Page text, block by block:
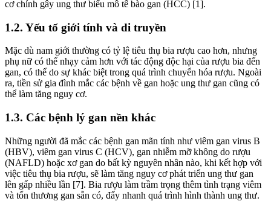
cơ chính gây ung thư biểu mô tế bào gan (HCC) [1].
1.2. Yếu tố giới tính và di truyền
Mặc dù nam giới thường có tỷ lệ tiêu thụ bia rượu cao hơn, nhưng
phụ nữ có thể nhạy cảm hơn với tác động độc hại của rượu bia đến
gan, có thể do sự khác biệt trong quá trình chuyển hóa rượu. Ngoài
ra, tiền sử gia đình mắc các bệnh về gan hoặc ung thư gan cũng có
thể làm tăng nguy cơ.
1.3. Các bệnh lý gan nền khác
Những người đã mắc các bệnh gan mãn tính như viêm gan virus B
(HBV), viêm gan virus C (HCV), gan nhiễm mỡ không do rượu
(NAFLD) hoặc xơ gan do bất kỳ nguyên nhân nào, khi kết hợp với
việc tiêu thụ bia rượu, sẽ làm tăng nguy cơ phát triển ung thư gan
lên gấp nhiều lần [7]. Bia rượu làm trầm trọng thêm tình trạng viêm
và tổn thương gan sẵn có, đẩy nhanh quá trình hình thành ung thư.